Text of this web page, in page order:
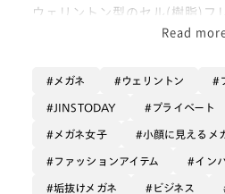
ウェリントン型のセル(樹脂)フ
こちらはシリーズ02.番【色っ
流したセンターパートを邪魔し
リントン型フレームデザイン。
開けたお顔の中心に視線が向く
Read
メガネ ウェリントン
JINSTODAY プライベート
メガネ女子 小顔に見えるメ
ファッションアイテム イン
垢抜けメガネ ビジネス